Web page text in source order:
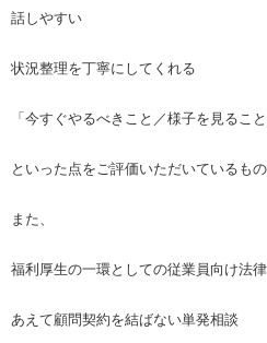
話しやすい
状況整理を丁寧にしてくれる
「今すぐやるべきこと／様子を見るこ
といった点をご評価いただいているもの
また、
福利厚生の一環としての従業員向け法
あえて顧問契約を結ばない単発相談